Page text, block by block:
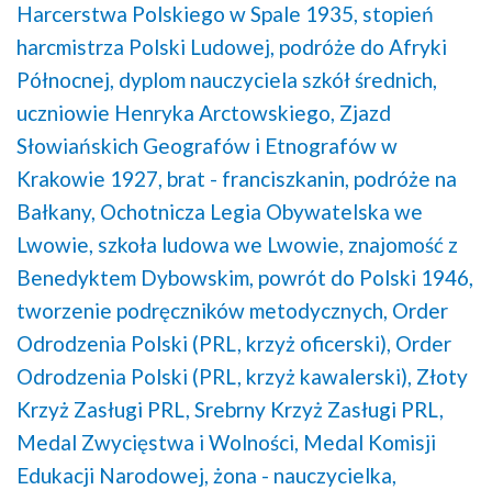
Harcerstwa Polskiego w Spale 1935, stopień
harcmistrza Polski Ludowej, podróże do Afryki
Północnej, dyplom nauczyciela szkół średnich,
uczniowie Henryka Arctowskiego, Zjazd
Słowiańskich Geografów i Etnografów w
Krakowie 1927, brat - franciszkanin, podróże na
Bałkany, Ochotnicza Legia Obywatelska we
Lwowie, szkoła ludowa we Lwowie, znajomość z
Benedyktem Dybowskim, powrót do Polski 1946,
tworzenie podręczników metodycznych, Order
Odrodzenia Polski (PRL, krzyż oficerski), Order
Odrodzenia Polski (PRL, krzyż kawalerski), Złoty
Krzyż Zasługi PRL, Srebrny Krzyż Zasługi PRL,
Medal Zwycięstwa i Wolności, Medal Komisji
Edukacji Narodowej, żona - nauczycielka,